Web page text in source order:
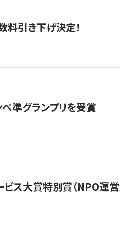
料引き下げ決定！
準グランプリを受賞
ス大賞特別賞（NPO運